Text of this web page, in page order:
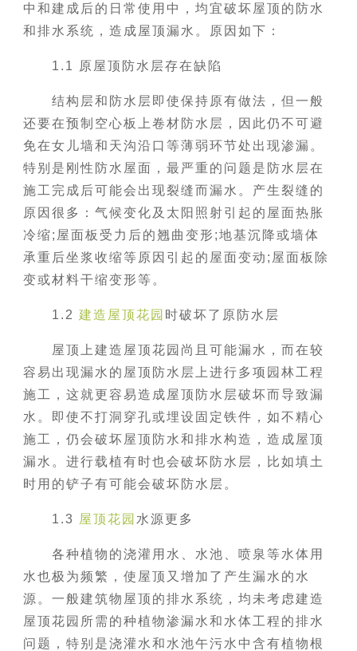
中和建成后的日常使用中，均宜破坏屋顶的防水
和排水系统，造成屋顶漏水。原因如下：
1.1 原屋顶防水层存在缺陷
结构层和防水层即使保持原有做法，但一般
还要在预制空心板上卷材防水层，因此仍不可避
免在女儿墙和天沟沿口等薄弱环节处出现渗漏。
特别是刚性防水屋面，最严重的问题是防水层在
施工完成后可能会出现裂缝而漏水。产生裂缝的
原因很多：气候变化及太阳照射引起的屋面热胀
冷缩;屋面板受力后的翘曲变形;地基沉降或墙体
承重后坐浆收缩等原因引起的屋面变动;屋面板除
变或材料干缩变形等。
1.2建造屋顶花园 时破坏了原防水层
屋顶上建造屋顶花园尚且可能漏水，而在较
容易出现漏水的屋顶防水层上进行多项园林工程
施工，这就更容易造成屋顶防水层破坏而导致漏
水。即使不打洞穿孔或埋设固定铁件，如不精心
施工，仍会破坏屋顶防水和排水构造，造成屋顶
漏水。进行载植有时也会破坏防水层，比如填土
时用的铲子有可能会破坏防水层。
1.3 屋顶花园 水源更多
各种植物的浇灌用水、水池、喷泉等水体用
水也极为频繁，使屋顶又增加了产生漏水的水
源。一般建筑物屋顶的排水系统，均未考虑建造
屋顶花园所需的种植物渗漏水和水体工程的排水
问题，特别是浇灌水和水池午污水中含有植物根